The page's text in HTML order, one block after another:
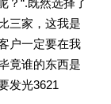
？“.既然选择了
三家，这我是
户一定要在我
竟谁的东西是
发光3621